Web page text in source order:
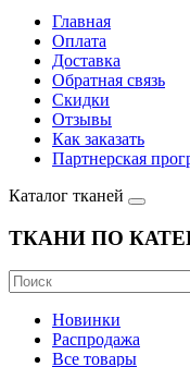
Главная
Оплата
Доставка
Обратная связь
Скидки
Отзывы
Как заказать
Партнерская
Каталог тканей
ТКАНИ ПО
Новинки
Распродажа
Все товары